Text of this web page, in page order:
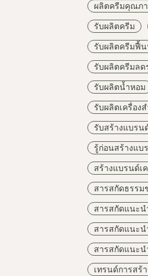
ผลิตครีมคุณภ
รับผลิตครีม
รับผลิตครีมฟื้
รับผลิตครีมลด
รับผลิตน้ำหอม
รับผลิตเครื่อง
รับสร้างแบรน
รู้ก่อนสร้างแบ
สร้างแบรนด์เ
สารสกัดธรรม
สารสกัดแนะน
สารสกัดแนะน
สารสกัดแนะน
เทรนด์การสร้